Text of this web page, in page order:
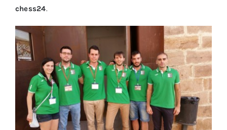
chess24.